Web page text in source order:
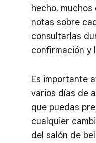
hecho,
notas sobre
consultarlas
confirmación y
Es importante
varios días de
que puedas
cualquier
del salón de